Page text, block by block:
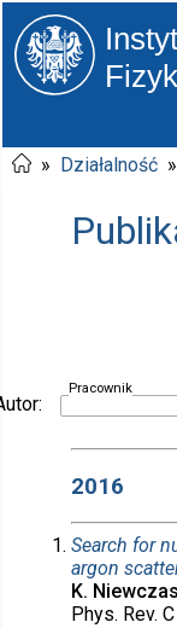
» Działalność »
Pracownik
2016
Search for
argon
K.
Phys. Rev.